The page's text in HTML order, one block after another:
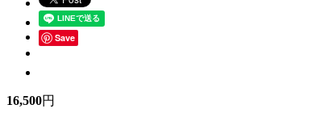
Save
16,500円